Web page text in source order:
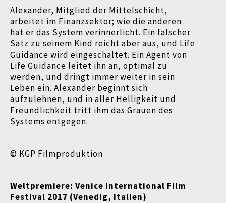
Alexander, Mitglied der Mittelschicht,
arbeitet im Finanzsektor; wie die anderen
hat er das System verinnerlicht. Ein falscher
Satz zu seinem Kind reicht aber aus, und Life
Guidance wird eingeschaltet. Ein Agent von
Life Guidance leitet ihn an, optimal zu
werden, und dringt immer weiter in sein
Leben ein. Alexander beginnt sich
aufzulehnen, und in aller Helligkeit und
Freundlichkeit tritt ihm das Grauen des
Systems entgegen.
© KGP Filmproduktion
Weltpremiere: Venice International Film
Festival 2017 (Venedig, Italien)